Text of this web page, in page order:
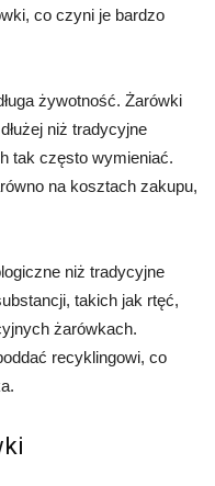
co czyni je bardzo
żywotność. Żarówki
niż tradycyjne
tak często wymieniać.
na kosztach zakupu,
niż tradycyjne
takich jak rtęć,
żarówkach.
recyklingowi, co